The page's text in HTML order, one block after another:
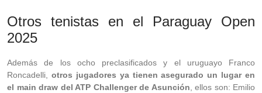
Otros tenistas en el Paraguay Open
2025
Además de los ocho preclasificados y el uruguayo Franco
Roncadelli, otros jugadores ya tienen asegurado un lugar en
el main draw del ATP Challenger de Asunción , ellos son: Emilio